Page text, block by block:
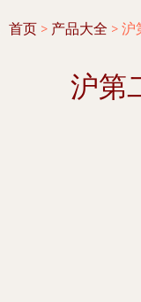
首页 > 产品大全 > 沪
沪第